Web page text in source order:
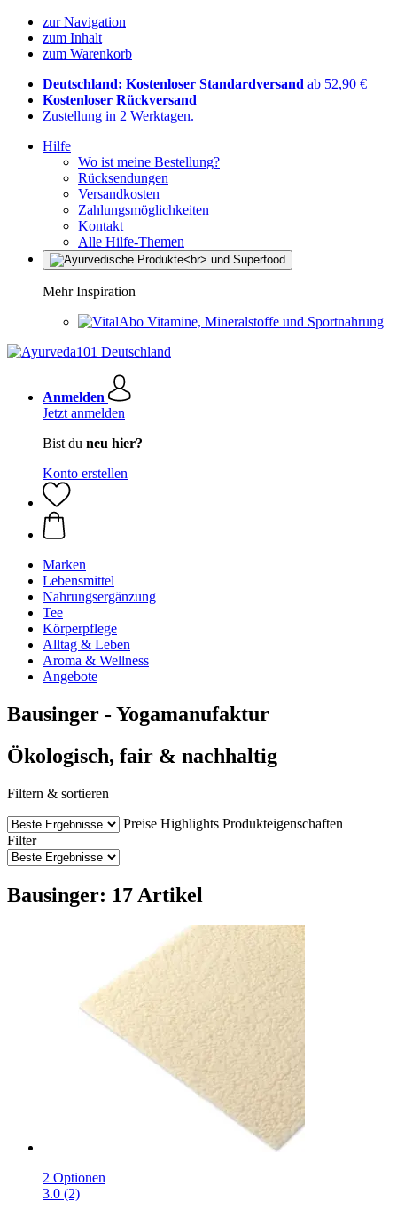
zur Navigation
zum Inhalt
zum Warenkorb
Deutschland: Kostenloser Standardversand ab 52,90 €
Kostenloser Rückversand
Zustellung in 2 Werktagen.
Hilfe
Wo ist meine Bestellung?
Rücksendungen
Versandkosten
Zahlungsmöglichkeiten
Kontakt
Alle Hilfe-Themen
Mehr Inspiration
Vitamine, Mineralstoffe und Sportnahrung
Anmelden
Jetzt anmelden
Bist du neu hier?
Konto erstellen
Marken
Lebensmittel
Nahrungsergänzung
Tee
Körperpflege
Alltag & Leben
Aroma & Wellness
Angebote
Bausinger - Yogamanufaktur
Ökologisch, fair & nachhaltig
Filtern & sortieren
Preise Highlights Produkteigenschaften
Filter
Bausinger: 17 Artikel
2 Optionen
3.0 (2)